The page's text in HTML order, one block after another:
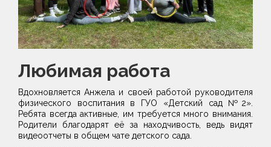
Любимая работа
Вдохновляется Анжела и своей работой руководителя
физического воспитания в ГУО «Детский сад №2».
Ребята всегда активные, им требуется много внимания.
Родители благодарят её за находчивость, ведь видят
видеоотчеты в общем чате детского сада.